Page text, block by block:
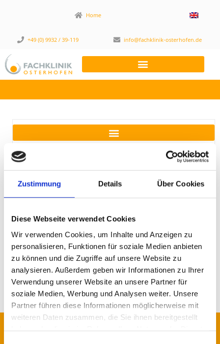
Zustimmung Details Über Cookies
Diese Webseite verwendet Cookies
Wir verwenden Cookies, um Inhalte und Anzeigen zu
personalisieren, Funktionen für soziale Medien anbieten
zu können und die Zugriffe auf unsere Website zu
analysieren. Außerdem geben wir Informationen zu Ihrer
Verwendung unserer Website an unsere Partner für
soziale Medien, Werbung und Analysen weiter. Unsere
Partner führen diese Informationen möglicherweise mit
weiteren Daten zusammen, die Sie ihnen bereitgestellt
info@fachklinik-osterhofen.de
+49 (0) 9932 / 39-119
Home
Unser Therapieangebot
Die Therapien sind neben der ärztlichen Behandlung der
wichtigste Baustein zu Ihrer Genesung.
Zur Vermeidung und Behandlung von Amputationen
unterstützen wir Sie mit vielfältigen interdisziplinären
Therapiemaßnahmen.
LOGO